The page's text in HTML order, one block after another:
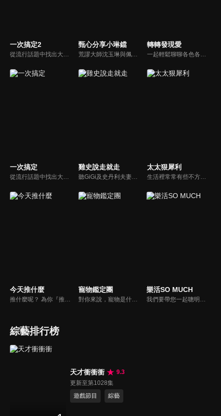
一次搞定2
從流行話題中找出大眾關心的、正在煩惱的問題，由台灣好媳婦佩甄與日本型男風田親身實驗，替觀眾解決生活的大小事，傳授生活密技讓你「一次搞定」！
甄心分享小琳鐺
荒謬大師沈玉琳與佩甄全新搭檔，兩人幽默十足、幽默風趣地為節目穿針引線，結合各領域的職場達人、專家、明星PK暢談最IN話題，在快速變化的時代給您滿滿含金量的生活好智慧！
轉轉發現愛
一起輕鬆聊聊各色各樣的人生故事，一起發現愛！
一次搞定
從流行話題中找出大眾關心的、正在煩惱的問題，由台灣好媳婦佩甄與日本型男風田親身實驗，替觀眾解決生活的大小事，傳授生活密技讓你「一次搞定」！
雞史說走就走
聽GiGi及史丹利夫妻兩人的有趣對話和故事，讓一成不變的生活，多一些笑聲！
太太狠犀利
生活裡常常有些不方便，但其實只要有一些小創意，就會讓生活變得更有趣，就讓美食達人焦志方與生活玩家巴鈺帶領專家們，告訴大家最即時、最便利、最實用的解決之道！
今天推什麼
推什麼呢？ 為你『推』上熱騰騰第一手消息！時下最新、最夯！吃喝玩樂食衣住行藝文活動，哪邊流行哪邊去！好物推薦真心不騙！跟著《今天推什麼》走在潮流最前線！
寵物鑑定團
對你來說，寵物是什麼？是一個在你寂寞時靜靜守候著的朋友？還是處處依賴你生活的牽絆呢？我想大多數人的答案應該選擇以上皆是吧。在節目中告訴觀眾們如何飼養家裡寵物，並捕捉飼養過程中的趣味花絮，藉由主持人與來賓的生動談話中，讓觀眾了解人類飼養寵物的歷史，寵物會有哪些習性以及需要等問題。
樂活SO MUCH
我們要帶您一起聰明快樂過生活！由聰明生活家張雅芳主持的健康休閒資訊類節目，主題式介紹探討各種飲食、保健、醫學、休閒、民生、環保等，各種國人關心的樂活新訊，讓觀眾朋友一同感受快樂、用心過生活，其實就是那麼的簡單。
綜藝排行榜
天才衝衝衝
9.3
更新至第1028集
遊戲節目
綜藝